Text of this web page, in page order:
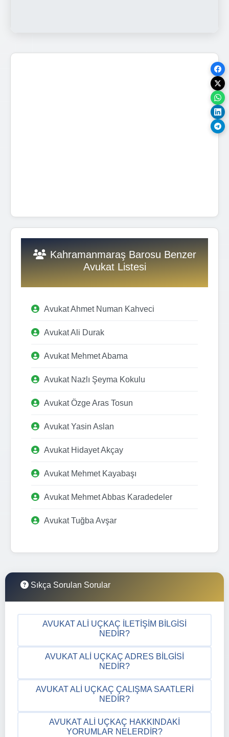
Kahramanmaraş Barosu Benzer
Avukat Listesi
Avukat Ahmet Numan Kahveci
Avukat Ali Durak
Avukat Mehmet Abama
Avukat Nazlı Şeyma Kokulu
Avukat Özge Aras Tosun
Avukat Yasin Aslan
Avukat Hidayet Akçay
Avukat Mehmet Kayabaşı
Avukat Mehmet Abbas Karadedeler
Avukat Tuğba Avşar
Sıkça Sorulan Sorular
AVUKAT ALI UÇKAÇ İLETIŞIM BILGISI
NEDIR?
AVUKAT ALI UÇKAÇ ADRES BILGISI
NEDIR?
AVUKAT ALI UÇKAÇ ÇALIŞMA SAATLERI
NEDIR?
AVUKAT ALI UÇKAÇ HAKKINDAKI
YORUMLAR NELERDIR?